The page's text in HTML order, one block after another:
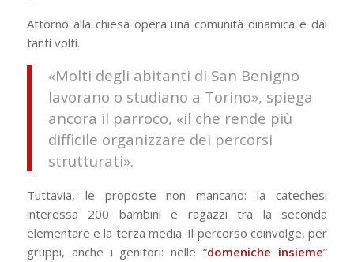
Attorno alla chiesa opera una comunità dinamica e dai
tanti volti.
«Molti degli abitanti di San Benigno
lavorano o studiano a Torino», spiega
ancora il parroco, «il che rende più
difficile organizzare dei percorsi
strutturati».
Tuttavia, le proposte non mancano: la catechesi
interessa 200 bambini e ragazzi tra la seconda
elementare e la terza media. Il percorso coinvolge, per
gruppi, anche i genitori: nelle “domeniche insieme”